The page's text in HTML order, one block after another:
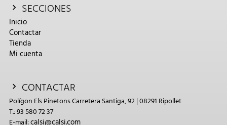
SECCIONES
Inicio
Contactar
Tienda
Mi cuenta
CONTACTAR
Polígon Els Pinetons Carretera Santiga, 92 | 08291 Ripollet
T.: 93 580 72 37
E-mail:calsi@calsi.com